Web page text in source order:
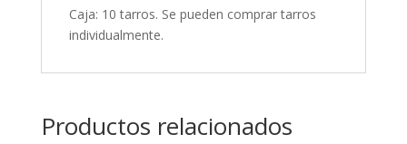
Caja: 10 tarros. Se pueden comprar tarros
individualmente.
Productos relacionados